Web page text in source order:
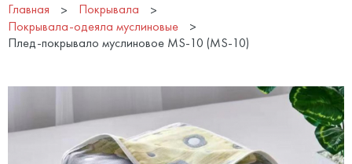
Главная
Покрывала
Покрывала-одеяла муслиновые
Плед-покрывало муслиновое MS-10 (MS-10)